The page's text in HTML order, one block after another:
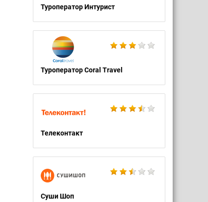
Туроператор Интурист
Туроператор Coral Travel
Телеконтакт
Суши Шоп